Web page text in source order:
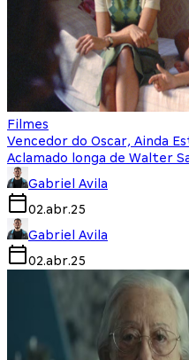
Filmes
Vencedor do Oscar, Ainda
Aclamado longa de Walter
Gabriel Avila
02.abr.25
Gabriel Avila
02.abr.25